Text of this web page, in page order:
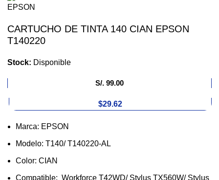
CARTUCHO DE TINTA 140 CIAN EPSON
T140220
Stock: Disponible
S/. 99.00
$29.62
Marca: EPSON
Modelo: T140/ T140220-AL
Color: CIAN
Compatible: Workforce T42WD/ Stylus TX560W/ Stylus